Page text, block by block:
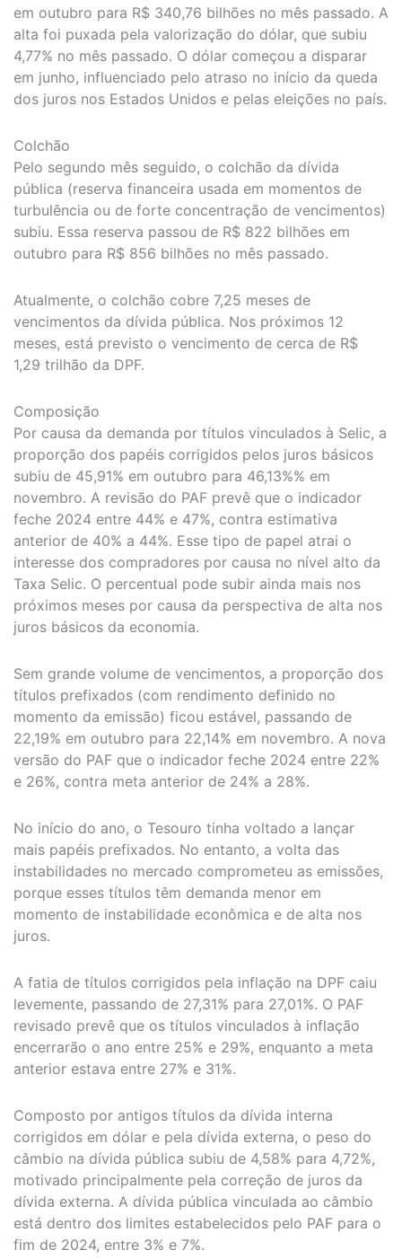
em outubro para R$ 340,76 bilhões no mês passado. A
alta foi puxada pela valorização do dólar, que subiu
4,77% no mês passado. O dólar começou a disparar
em junho, influenciado pelo atraso no início da queda
dos juros nos Estados Unidos e pelas eleições no país.
Colchão
Pelo segundo mês seguido, o colchão da dívida
pública (reserva financeira usada em momentos de
turbulência ou de forte concentração de vencimentos)
subiu. Essa reserva passou de R$ 822 bilhões em
outubro para R$ 856 bilhões no mês passado.
Atualmente, o colchão cobre 7,25 meses de
vencimentos da dívida pública. Nos próximos 12
meses, está previsto o vencimento de cerca de R$
1,29 trilhão da DPF.
Composição
Por causa da demanda por títulos vinculados à Selic, a
proporção dos papéis corrigidos pelos juros básicos
subiu de 45,91% em outubro para 46,13%% em
novembro. A revisão do PAF prevê que o indicador
feche 2024 entre 44% e 47%, contra estimativa
anterior de 40% a 44%. Esse tipo de papel atrai o
interesse dos compradores por causa no nível alto da
Taxa Selic. O percentual pode subir ainda mais nos
próximos meses por causa da perspectiva de alta nos
juros básicos da economia.
Sem grande volume de vencimentos, a proporção dos
títulos prefixados (com rendimento definido no
momento da emissão) ficou estável, passando de
22,19% em outubro para 22,14% em novembro. A nova
versão do PAF que o indicador feche 2024 entre 22%
e 26%, contra meta anterior de 24% a 28%.
No início do ano, o Tesouro tinha voltado a lançar
mais papéis prefixados. No entanto, a volta das
instabilidades no mercado comprometeu as emissões,
porque esses títulos têm demanda menor em
momento de instabilidade econômica e de alta nos
juros.
A fatia de títulos corrigidos pela inflação na DPF caiu
levemente, passando de 27,31% para 27,01%. O PAF
revisado prevê que os títulos vinculados à inflação
encerrarão o ano entre 25% e 29%, enquanto a meta
anterior estava entre 27% e 31%.
Composto por antigos títulos da dívida interna
corrigidos em dólar e pela dívida externa, o peso do
câmbio na dívida pública subiu de 4,58% para 4,72%,
motivado principalmente pela correção de juros da
dívida externa. A dívida pública vinculada ao câmbio
está dentro dos limites estabelecidos pelo PAF para o
fim de 2024, entre 3% e 7%.